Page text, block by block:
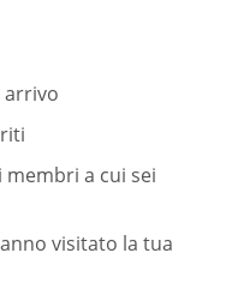
arrivo
membri a cui sei
visitato la tua